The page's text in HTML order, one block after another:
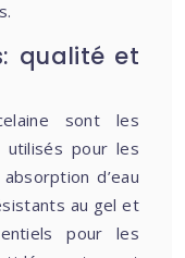
qualité et
sont les
utilisés pour les
d’eau
au gel et
pour les